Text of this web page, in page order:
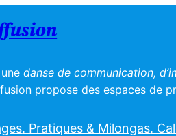
unedanse de communication,
propose des espaces de
. Pratiques & Milongas.